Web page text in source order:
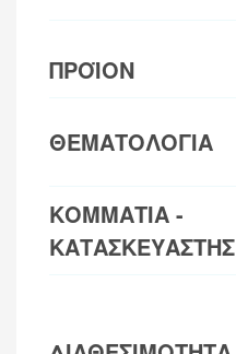
ΠΡΟΪΟΝ
ΘΕΜΑΤΟΛΟΓΙΑ
ΚΟΜΜΑΤΙΑ -
ΚΑΤΑΣΚΕΥΑΣΤΗΣ